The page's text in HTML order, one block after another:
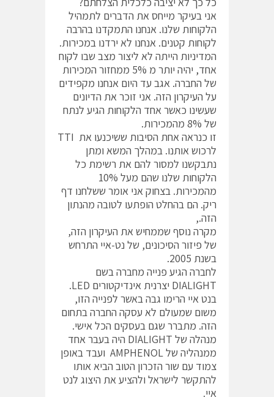
אני בעיקר מייחס את הדברים לתמהיל
הלקוחות שלנו. אנחנו התמקדנו בהרבה
לקוחות קטנים. אנחנו לא ירדנו במכירות.
המדיניות הייתה לא ליצור מצב שבו לקוח
אחד, יהיה יותר מ 5% ממחזור המכירות
של החברה. אגב עד היום אנחנו מקפידים
על העיקרון הזה. אני זוכר את הדיונים
שעשינו כאשר אחד הלקוחות הגיע לנתח
של 8% מהמכירות.
זו כנראה אחת הסיבות ששיכנעו את TTI
לרכוש אותנו. במהלך המשא ומתן
נתבקשנו למסור להם את רשימת כל
הלקוחות שלנו שהם מעל 10%
מהמכירות. בצחוק אני אומר ששלחנו דף
ריק. הם בהחלט הופתעו לטובה מהנתון
הזה.,
מקרה נוסף שממחיש את העיקרון הזה,
של פיזור הסיכונים, של נט-איי התרחש
בשנת 2005.
לחברה הגיע פנייה מחברה בשם
DIALIGHT יצרנית אינדיקטורים LED.
בנט איי הרימו גבה באשר לפנייה הזו,
משום שמעולם לא עסקה החברה בתחום
הזה. מתברר שגם בעסקים הכל אישי.
מנהלה של DIALIGHT היה בעבר אחד
ממנהליה של AMPHENOL ועבד באופן
צמוד עם שור הזכרון הטוב הביא אותו
להתקשר לישראל ולהציע את היצוג לנט
איי.